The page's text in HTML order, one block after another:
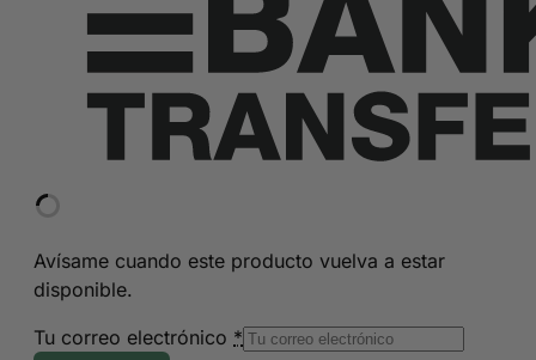
Avísame cuando este producto vuelva a estar
disponible.
Tu correo electrónico *